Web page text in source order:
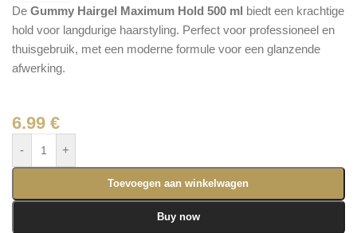
De Gummy Hairgel Maximum Hold 500 ml biedt een krachtige
hold voor langdurige haarstyling. Perfect voor professioneel en
thuisgebruik, met een moderne formule voor een glanzende
afwerking.
6.99 €
- +
Toevoegen aan winkelwagen
Buy now